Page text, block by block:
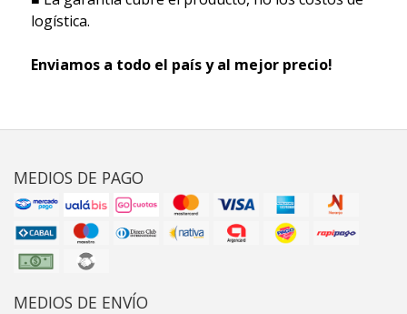
logística.
Enviamos a todo el país y al mejor precio!
MEDIOS DE PAGO
MEDIOS DE ENVÍO